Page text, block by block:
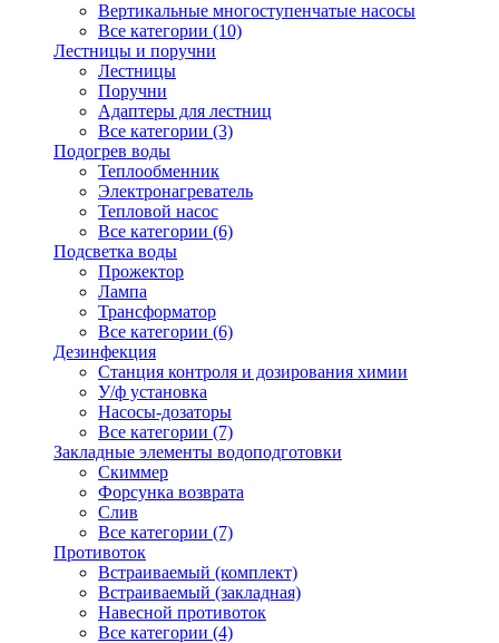
Вертикальные многоступенчатые насосы
Все категории (10)
Лестницы и поручни
Лестницы
Поручни
Адаптеры для лестниц
Все категории (3)
Подогрев воды
Теплообменник
Электронагреватель
Тепловой насос
Все категории (6)
Подсветка воды
Прожектор
Лампа
Трансформатор
Все категории (6)
Дезинфекция
Станция контроля и дозирования химии
У/ф установка
Насосы-дозаторы
Все категории (7)
Закладные элементы водоподготовки
Скиммер
Форсунка возврата
Слив
Все категории (7)
Противоток
Встраиваемый (комплект)
Встраиваемый (закладная)
Навесной противоток
Все категории (4)